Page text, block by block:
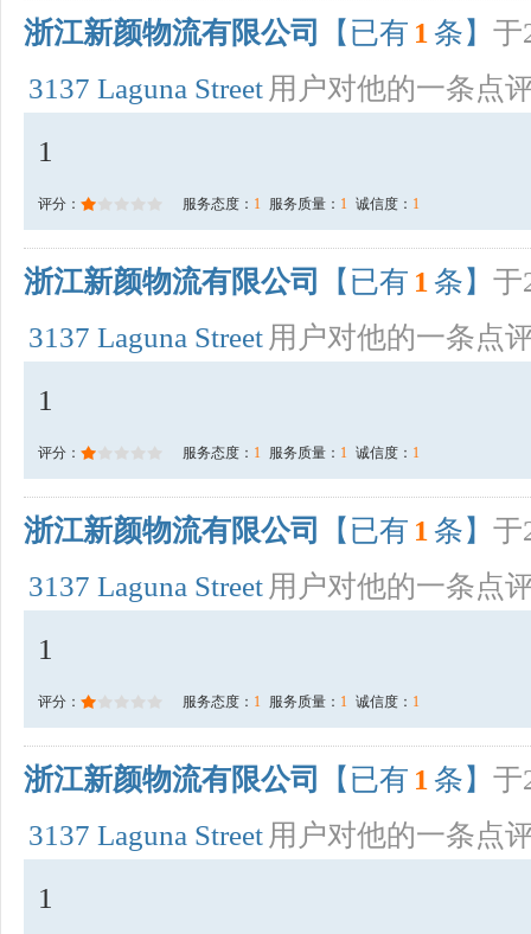
浙江新颜物流有限公司 【已有 1 条】 于
3137 Laguna Street 用户对他的一条点
1
评分： 服务态度： 1 服务质量： 1 诚信度： 1
浙江新颜物流有限公司 【已有 1 条】 于
3137 Laguna Street 用户对他的一条点
1
评分： 服务态度： 1 服务质量： 1 诚信度： 1
浙江新颜物流有限公司 【已有 1 条】 于
3137 Laguna Street 用户对他的一条点
1
评分： 服务态度： 1 服务质量： 1 诚信度： 1
浙江新颜物流有限公司 【已有 1 条】 于
3137 Laguna Street 用户对他的一条点
1